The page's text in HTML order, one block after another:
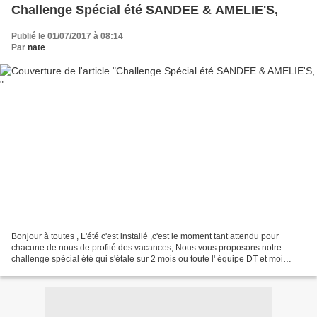
Challenge Spécial été SANDEE & AMELIE'S,
Publié le 01/07/2017 à 08:14
Par nate
Bonjour à toutes , L'été c'est installé ,c'est le moment tant attendu pour
chacune de nous de profité des vacances, Nous vous proposons notre
challenge spécial été qui s'étale sur 2 mois ou toute l' équipe DT et moi